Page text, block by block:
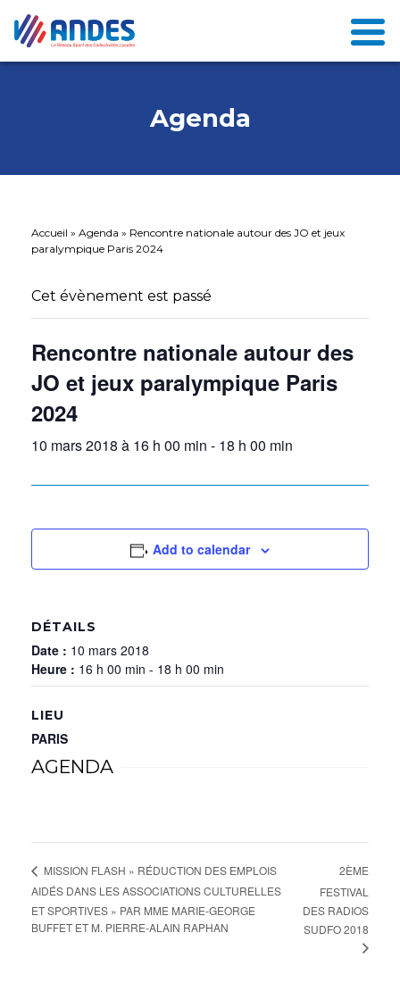
Agenda
Accueil » Agenda » Rencontre nationale autour des JO et jeux
paralympique Paris 2024
Cet évènement est passé
Rencontre nationale autour des
JO et jeux paralympique Paris
2024
10 mars 2018 à 16 h 00 min - 18 h 00 min
Add to calendar
DÉTAILS
Date : 10 mars 2018
Heure : 16 h 00 min - 18 h 00 min
LIEU
PARIS
AGENDA
MISSION FLASH » RÉDUCTION DES EMPLOIS
AIDÉS DANS LES ASSOCIATIONS CULTURELLES
ET SPORTIVES » PAR MME MARIE-GEORGE
BUFFET ET M. PIERRE-ALAIN RAPHAN
2ÈME
FESTIVAL
DES RADIOS
SUDFO 2018